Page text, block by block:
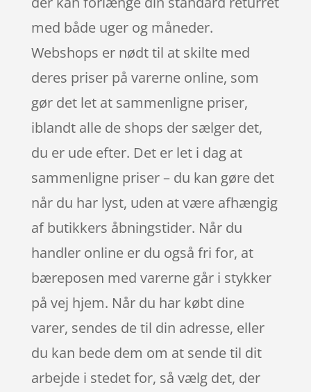
med både uger og måneder.
Webshops er nødt til at skilte med
deres priser på varerne online, som
gør det let at sammenligne priser,
iblandt alle de shops der sælger det,
du er ude efter. Det er let i dag at
sammenligne priser – du kan gøre det
når du har lyst, uden at være afhængig
af butikkers åbningstider. Når du
handler online er du også fri for, at
bæreposen med varerne går i stykker
på vej hjem. Når du har købt dine
varer, sendes de til din adresse, eller
du kan bede dem om at sende til dit
arbejde i stedet for, så vælg det, der